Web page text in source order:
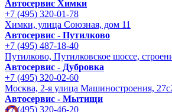
Автосервис Химки
+7 (495) 320-01-78
Химки, улица Союзная, дом 11
Автосервис - Путилково
+7 (495) 487-18-40
Путилково, Путилковское шоссе,
Автосервис - Дубровка
+7 (495) 320-02-60
Москва, 2-я улица Машиностроения,
Автосервис - Мытищи
+7 (495) 320-46-20